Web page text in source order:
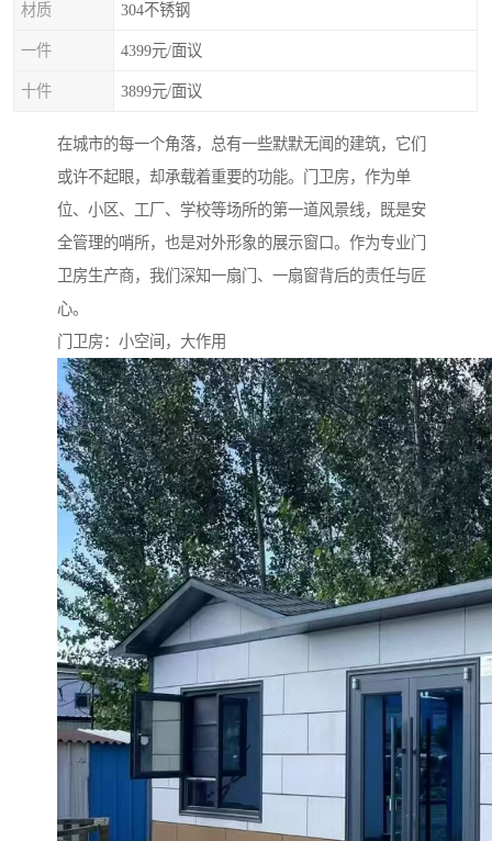
材质 304不锈钢
一件 4399元/面议
十件 3899元/面议
在城市的每一个角落，总有一些默默无闻的建筑，它们
或许不起眼，却承载着重要的功能。门卫房，作为单
位、小区、工厂、学校等场所的第一道风景线，既是安
全管理的哨所，也是对外形象的展示窗口。作为专业门
卫房生产商，我们深知一扇门、一扇窗背后的责任与匠
心。
门卫房：小空间，大作用